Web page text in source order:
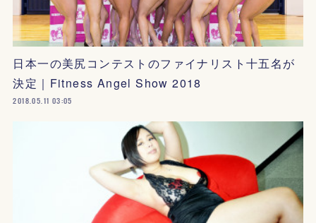
日本一の美尻コンテストのファイナリスト十五名が
決定｜Fitness Angel Show 2018
2018.05.11 03:05